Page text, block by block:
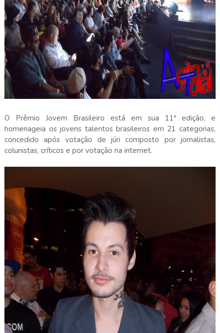
O Prêmio Jovem Brasileiro está em sua 11ª edição, e
homenageia os jovens talentos brasileiros em 21 categorias,
concedido após votação de júri composto por jornalistas,
colunistas, críticos e por votação na internet.